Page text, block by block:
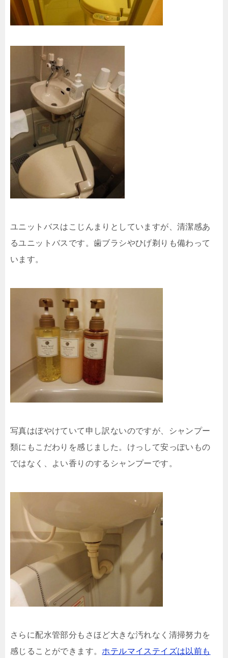
ユニットバスはこじんまりとしていますが、清潔感あ
るユニットバスです。歯ブラシやひげ剃りも備わって
います。
写真はぼやけていて申し訳ないのですが、シャンプー
類にもこだわりを感じました。けっして安っぽいもの
ではなく、よい香りのするシャンプーです。
さらに配水管部分もさほど大きな汚れなく清掃努力を
感じることができます。 ホテルマイステイズは以前も